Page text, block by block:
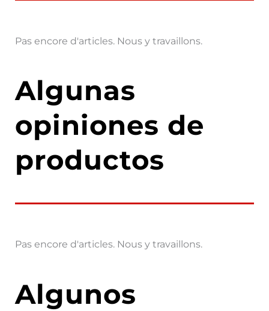
Pas encore d'articles. Nous y travaillons.
Algunas
opiniones de
productos
Pas encore d'articles. Nous y travaillons.
Algunos